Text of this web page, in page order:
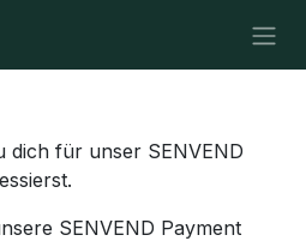
dich für unser SENVEND
SENVEND Payment